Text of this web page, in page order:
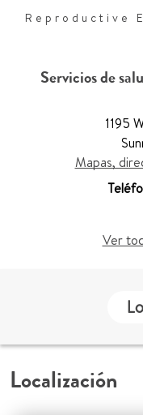
Reproductive
Servicios de
1195
Mapas,
Ver
Localización